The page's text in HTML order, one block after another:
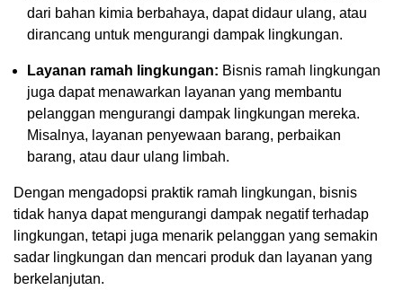
dari bahan kimia berbahaya, dapat didaur ulang, atau
dirancang untuk mengurangi dampak lingkungan.
Layanan ramah lingkungan: Bisnis ramah lingkungan
juga dapat menawarkan layanan yang membantu
pelanggan mengurangi dampak lingkungan mereka.
Misalnya, layanan penyewaan barang, perbaikan
barang, atau daur ulang limbah.
Dengan mengadopsi praktik ramah lingkungan, bisnis
tidak hanya dapat mengurangi dampak negatif terhadap
lingkungan, tetapi juga menarik pelanggan yang semakin
sadar lingkungan dan mencari produk dan layanan yang
berkelanjutan.